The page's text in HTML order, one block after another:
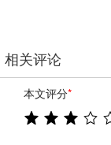
相关评论
本文评分*